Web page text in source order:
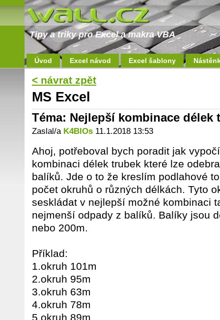
Tipy a triky pro Excel a makra VBA
Úvod Excel návod Excel šablony
< návrat zpět
MS Excel
Téma: Nejlepší kombinace délek
Zaslal/a K4BlOs 11.1.2018 13:53
Ahoj, potřeboval bych poradit jak
kombinaci délek trubek které lze
balíků. Jde o to že kreslím podlahové
počet okruhů o různých délkách. Tyto
seskládat v nejlepší možné kombinaci
nejmenší odpady z balíků. Balíky jsou
nebo 200m.
Příklad:
1.okruh 101m
2.okruh 95m
3.okruh 63m
4.okruh 78m
5.okruh 89m